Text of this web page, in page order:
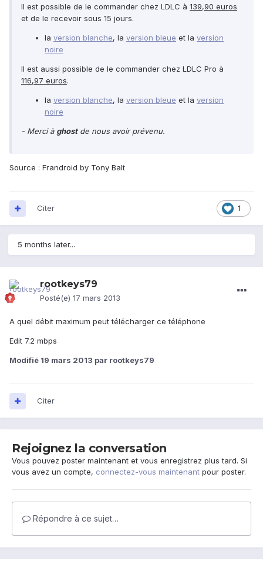
Il est possible de le commander chez LDLC à 139,90 euros
et de le recevoir sous 15 jours.
la version blanche, la version bleue et la version
noire
Il est aussi possible de le commander chez LDLC Pro à
116,97 euros.
la version blanche, la version bleue et la version
noire
- Merci à ghostde nous avoir prévenu.
Source : Frandroid by Tony Balt
1
Citer
5 months later...
rootkeys79
Posté(e) 17 mars 2013
A quel débit maximum peut télécharger ce téléphone
Edit 7.2 mbps
Modifié 19 mars 2013 par rootkeys79
Citer
Rejoignez la conversation
Vous pouvez poster maintenant et vous enregistrez plus tard. Si
vous avez un compte, connectez-vous maintenant pour poster.
Répondre à ce sujet…